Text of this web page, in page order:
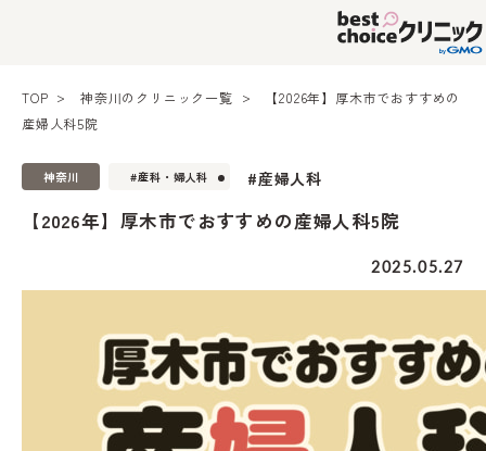
TOP 神奈川のクリニック一覧
【2026年】厚木市でおすすめの
産婦人科5院
神奈川 #産科・婦人科 #産婦人科
【2026年】厚木市でおすすめの産婦人科5院
2025.05.27